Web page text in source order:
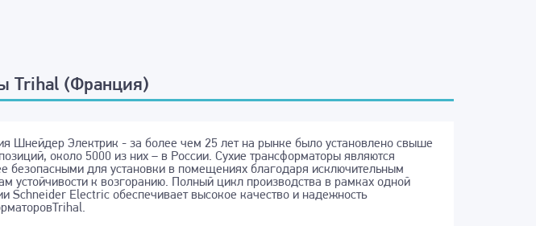
Trihal (Франция)
Шнейдер Электрик - за более чем 25 лет на рынке было установлено свыше
около 5000 из них – в России. Сухие трансформаторы являются
безопасными для установки в помещениях благодаря исключительным
устойчивости к возгоранию. Полный цикл производства в рамках одной
Schneider Electric обеспечивает высокое качество и надежность